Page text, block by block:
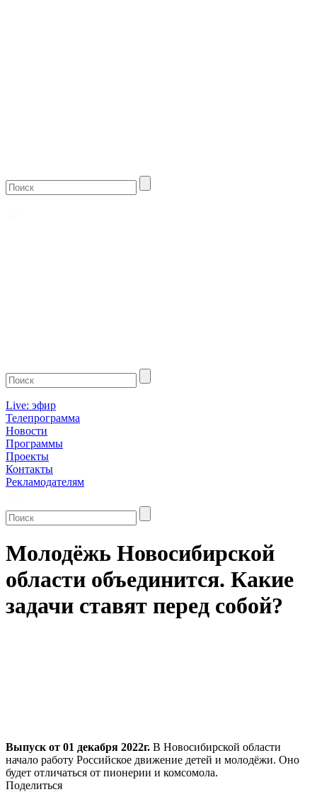
Live: эфир
Телепрограмма
Новости
Программы
Проекты
Контакты
Рекламодателям
Молодёжь Новосибирской
области объединится. Какие
задачи ставят перед собой?
Выпуск от 01 декабря 2022г. В Новосибирской области
начало работу Российское движение детей и молодёжи. Оно
будет отличаться от пионерии и комсомола.
Поделиться